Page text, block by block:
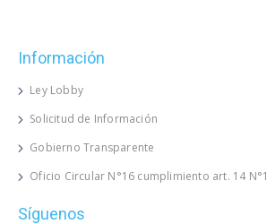
Información
Ley Lobby
Solicitud de Información
Gobierno Transparente
Oficio Circular N°16 cumplimiento art. 14 N°1
Síguenos